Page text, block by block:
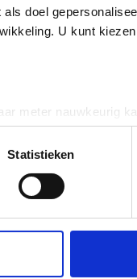
doel
U kunt
meter nauwkeurig
uw voorkeuren in het
van onze site met
met andere
Statistieken